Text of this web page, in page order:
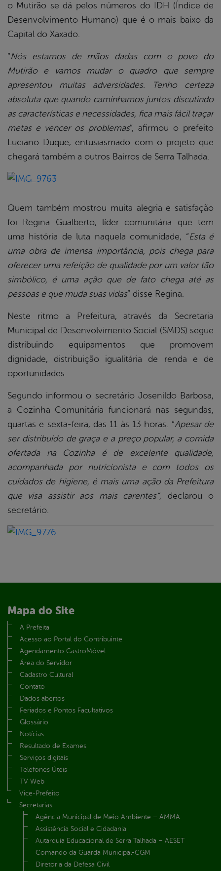
o Mutirão se dá pelos números do IDH (Índice de
Desenvolvimento Humano) que é o mais baixo da
Capital do Xaxado.
“Nós estamos de mãos dadas com o povo do
Mutirão e vamos mudar o quadro que sempre
apresentou muitas adversidades. Tenho certeza
absoluta que quando caminhamos juntos discutindo
as características e necessidades, fica mais fácil traçar
metas e vencer os problemas”, afirmou o prefeito
Luciano Duque, entusiasmado com o projeto que
chegará também a outros Bairros de Serra Talhada.
Quem também mostrou muita alegria e satisfação
foi Regina Gualberto, líder comunitária que tem
uma história de luta naquela comunidade, “Esta é
uma obra de imensa importância, pois chega para
oferecer uma refeição de qualidade por um valor tão
simbólico, é uma ação que de fato chega até as
pessoas e que muda suas vidas” disse Regina.
Neste ritmo a Prefeitura, através da Secretaria
Municipal de Desenvolvimento Social (SMDS) segue
distribuindo equipamentos que promovem
dignidade, distribuição igualitária de renda e de
oportunidades.
Segundo informou o secretário Josenildo Barbosa,
a Cozinha Comunitária funcionará nas segundas,
quartas e sexta-feira, das 11 às 13 horas. “Apesar de
ser distribuído de graça e a preço popular, a comida
ofertada na Cozinha é de excelente qualidade,
acompanhada por nutricionista e com todos os
cuidados de higiene, é mais uma ação da Prefeitura
que visa assistir aos mais carentes”, declarou o
secretário.
Mapa do Site
A Prefeita
Acesso ao Portal do Contribuinte
Agendamento CastroMóvel
Área do Servidor
Cadastro Cultural
Contato
Dados abertos
Feriados e Pontos Facultativos
Glossário
Notícias
Resultado de Exames
Serviços digitais
Telefones Úteis
TV Web
Vice-Prefeito
Secretarias
Agência Municipal de Meio Ambiente – AMMA
Assistência Social e Cidadania
Autarquia Educacional de Serra Talhada – AESET
Comando da Guarda Municipal-CGM
Diretoria da Defesa Civil